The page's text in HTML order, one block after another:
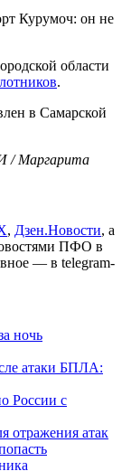
Курумоч: он не
области
.
в Самарской
/ Маргарита
, Дзен.Новости, а
ПФО в
— в telegram-
ночь
атаки БПЛА:
России с
отражения атак